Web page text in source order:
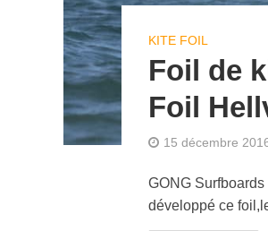
KITE FOIL
Foil de
Foil
15 décembre
GONG
développé ce